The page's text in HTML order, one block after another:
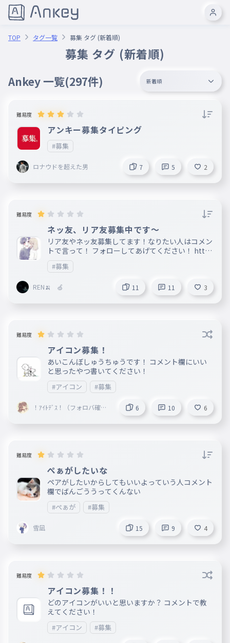
TOP タグ一覧 募集 タグ (新着順)
募集 タグ (新着順)
Ankey 一覧(297件) 新着順
難易度
アンキー募集タイピング
#募集
ロナウドを超えた男 7 5 2
難易度
ネッ友、リア友募集中です〜
リア友やネッ友募集してます！なりたい人はコメン
トで言って！ フォローしてあげてください！ https
://ankey.io/@himanyadayo https://ankey.io/@20
856 https://ankey.io/@onnri-tyann https://an
#募集
REN🍌 🍏 11 11 3
難易度
アイコン募集！
あいこんぼしゅうちゅうです！ コメント欄にいい
と思ったやつ書いてください！
#アイコン #募集
！ｱｲﾄﾃﾞｽ！（フォロバ確定
6 10 6
難易度
ぺぁがしたいな
ペアがしたいからしてもいいよっていう人コメント
欄でばんごううってくんない
#ぺぁが #募集
雪凪 15 9 4
難易度
アイコン募集！！
どのアイコンがいいと思いますか？ コメントで教
えてください！
#アイコン #募集